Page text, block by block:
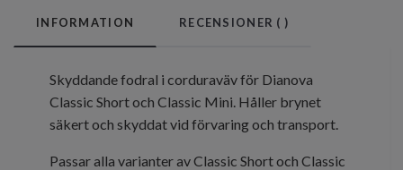
INFORMATION RECENSIONER ( )
Skyddande fodral i corduraväv för Dianova
Classic Short och Classic Mini. Håller brynet
säkert och skyddat vid förvaring och transport.
Passar alla varianter av Classic Short och Classic